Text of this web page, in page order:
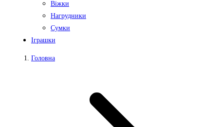
Віжки
Нагрудники
Сумки
Іграшки
Головна